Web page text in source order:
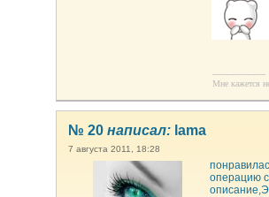
--------------------
Мне кажется
№ 20 написал: lama
7 августа 2011, 18:28
операцию